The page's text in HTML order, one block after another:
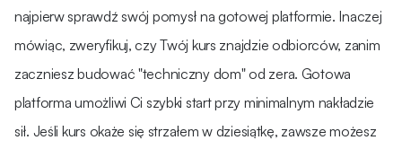
najpierw sprawdź swój pomysł na gotowej platformie. Inaczej
mówiąc, zweryfikuj, czy Twój kurs znajdzie odbiorców, zanim
zaczniesz budować "techniczny dom" od zera. Gotowa
platforma umożliwi Ci szybki start przy minimalnym nakładzie
sił. Jeśli kurs okaże się strzałem w dziesiątkę, zawsze możesz